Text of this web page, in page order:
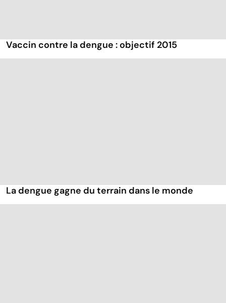
Vaccin contre la dengue : objectif 2015
La dengue gagne du terrain dans le monde